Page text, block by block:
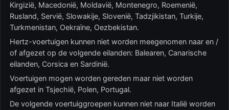
Kirgizië, Macedonië, Moldavië, Montenegro, Roemenië,
Rusland, Servië, Slowakije, Slovenië, Tadzjikistan, Turkije,
Turkmenistan, Oekraïne, Oezbekistan.
Hertz-voertuigen kunnen niet worden meegenomen naar en /
of afgezet op de volgende eilanden: Balearen, Canarische
eilanden, Corsica en Sardinië.
Voertuigen mogen worden gereden maar niet worden
afgezet in Tsjechië, Polen, Portugal.
De volgende voertuiggroepen kunnen niet naar Italië worden